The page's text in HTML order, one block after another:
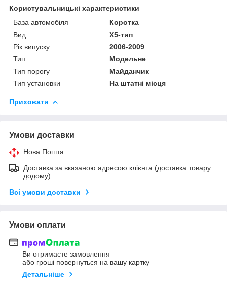
Користувальницькі характеристики
База автомобіля
Коротка
Вид
X5-тип
Рік випуску
2006-2009
Тип
Модельне
Тип порогу
Майданчик
Тип установки
На штатні місця
Приховати
Умови доставки
Нова Пошта
Доставка за вказаною адресою клієнта (доставка товару
додому)
Всі умови доставки
Умови оплати
Ви отримаєте замовлення
або гроші повернуться на вашу картку
Детальніше